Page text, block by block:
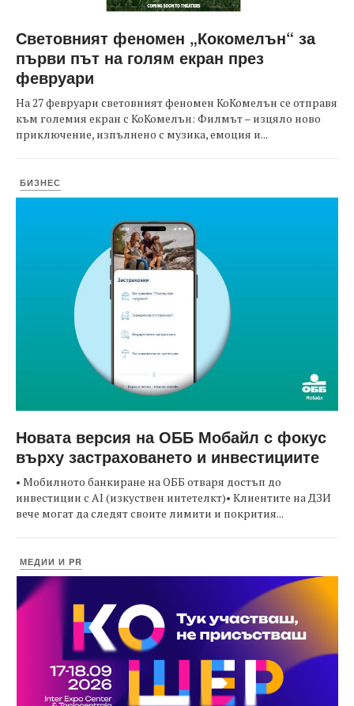
Световният феномен „Кокомелън“ за
първи път на голям екран през
февруари
На 27 февруари световният феномен КоКомелън се отправя
към големия екран с КоКомелън: Филмът – изцяло ново
приключение, изпълнено с музика, емоция и...
БИЗНЕС
Новата версия на ОББ Мобайл с фокус
върху застраховането и инвестициите
• Мобилното банкиране на ОББ отваря достъп до
инвестиции с AI (изкуствен интетелкт)• Клиентите на ДЗИ
вече могат да следят своите лимити и покрития...
МЕДИИ И PR